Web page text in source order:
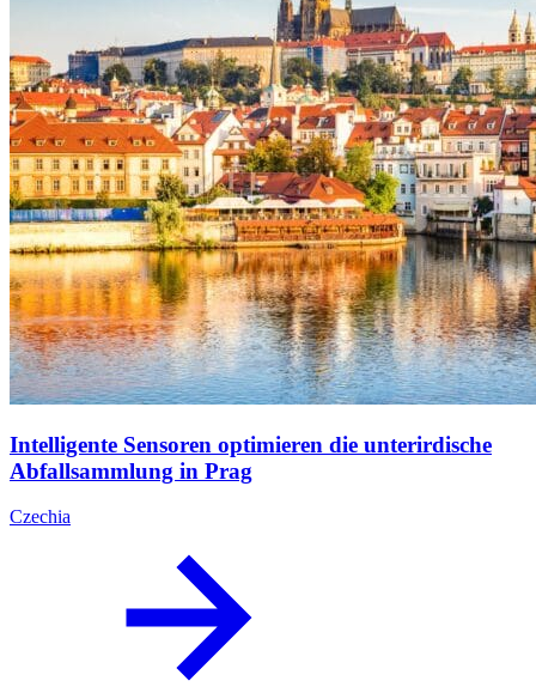
Intelligente Sensoren optimieren die unterirdische
Abfallsammlung in Prag
Czechia